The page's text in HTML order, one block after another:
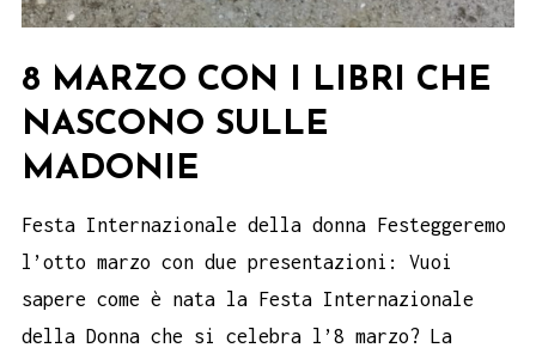
8 MARZO CON I LIBRI CHE
NASCONO SULLE
MADONIE
Festa Internazionale della donna Festeggeremo
l’otto marzo con due presentazioni: Vuoi
sapere come è nata la Festa Internazionale
della Donna che si celebra l’8 marzo? La